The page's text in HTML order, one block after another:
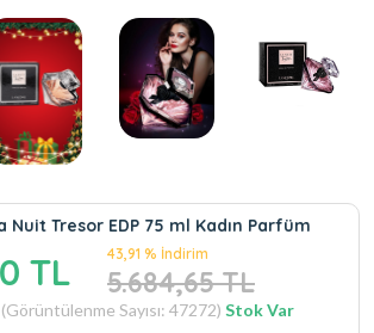
Nuit Tresor EDP 75 ml Kadın Parfüm
TL 43,91 % İndirim
5.684,65 TL
(Görüntülenme Sayısı: 47272) Stok Var